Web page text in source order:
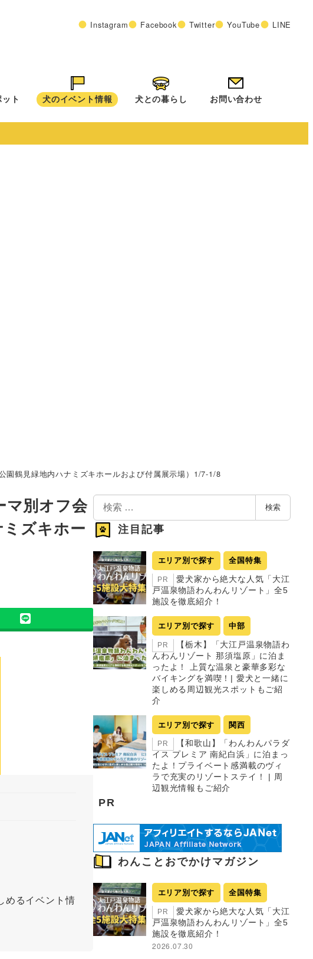
Instagram Facebook Twitter YouTube LINE
ト 犬のイベント情報 犬との暮らし お問い合わせ
園鶴⾒緑地内ハナミズキホールおよび付属展⽰場）1/7-1/8
マ別オフ会
ミズキホー
めるイベント情
検
索
検索
注目記事
エリア別で探す 全国特集
PR
愛犬家から絶大な人気「大江
戸温泉物語わんわんリゾート」全5
施設を徹底紹介！
エリア別で探す 中部
PR
【栃木】「大江戸温泉物語わ
んわんリゾート 那須塩原」に泊ま
ったよ！ 上質な温泉と豪華多彩な
バイキングを満喫！| 愛犬と一緒に
楽しめる周辺観光スポットもご紹
介
エリア別で探す 関西
PR
【和歌山】「わんわんパラダ
イス プレミア 南紀白浜」に泊まっ
たよ！プライベート感満載のヴィ
ラで充実のリゾートステイ！ | 周
辺観光情報もご紹介
PR
わんことおでかけマガジン
エリア別で探す 全国特集
PR
愛犬家から絶大な人気「大江
戸温泉物語わんわんリゾート」全5
施設を徹底紹介！
2026.07.30